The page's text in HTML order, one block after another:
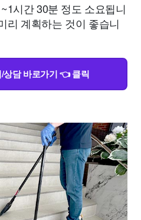
시간 30분 정도 소요됩니
리 계획하는 것이 좋습니
상담 바로가기 👈 클릭